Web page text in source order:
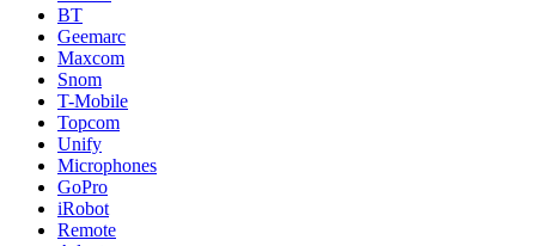
BT
Geemarc
Maxcom
Snom
T-Mobile
Topcom
Unify
Microphones
GoPro
iRobot
Remote